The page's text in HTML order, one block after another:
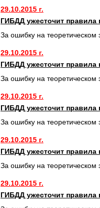
29.10.2015 г.
ГИБДД ужесточит правила
За ошибку на теоретическом
29.10.2015 г.
ГИБДД ужесточит правила
За ошибку на теоретическом
29.10.2015 г.
ГИБДД ужесточит правила
За ошибку на теоретическом
29.10.2015 г.
ГИБДД ужесточит правила
За ошибку на теоретическом
29.10.2015 г.
ГИБДД ужесточит правила